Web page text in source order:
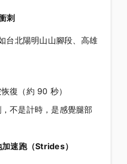
刺
台北陽明山山腳段、高雄
復（約 90 秒）
不是計時，是感覺腿部
速跑（Strides）